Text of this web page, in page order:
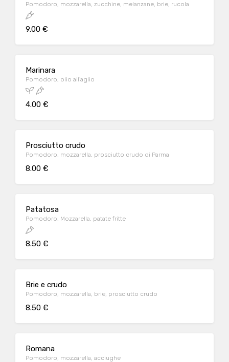
Pomodoro, mozzarella, zucchine, melanzane, brie, rucola
9.00 €
Marinara
Pomodoro, olio all'aglio
4.00 €
Prosciutto crudo
Pomodoro, mozzarella, prosciutto crudo di Parma
8.00 €
Patatosa
Pomodoro, Mozzarella, patate fritte
8.50 €
Brie e crudo
Pomodoro, mozzarella, brie, prosciutto crudo
8.50 €
Romana
Pomodoro, mozzarella, acciughe